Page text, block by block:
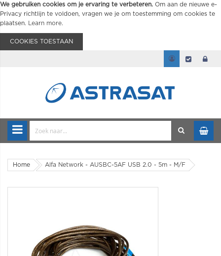
We gebruiken cookies om je ervaring te verbeteren. Om aan de nieuwe e-
Privacy richtlijn te voldoen, vragen we je om toestemming om cookies te
plaatsen.
Learn more.
COOKIES TOESTAAN
Home Alfa Network - AUSBC-5AF USB 2.0 - 5m - M/F